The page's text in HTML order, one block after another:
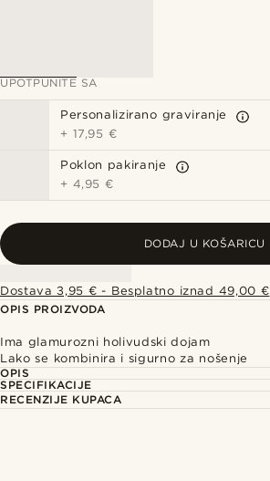
UPOTPUNITE SA
Personalizirano graviranje
+ 17,95 €
Poklon pakiranje
+ 4,95 €
DODAJ U KOŠARICU
Dostava 3,95 € - Besplatno iznad 49,00 €
OPIS PROIZVODA
Ima glamurozni holivudski dojam
Lako se kombinira i sigurno za nošenje
OPIS
SPECIFIKACIJE
RECENZIJE KUPACA